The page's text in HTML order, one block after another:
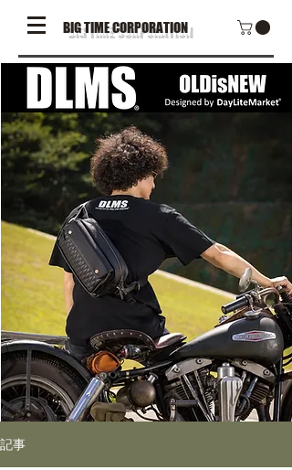
BIG TIME CORPORATION
記事